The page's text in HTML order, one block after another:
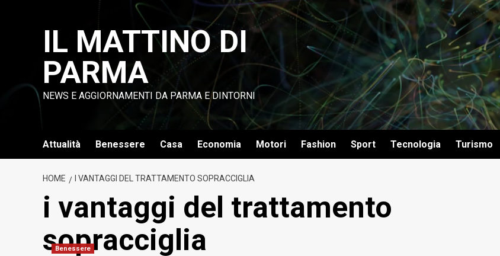
IL MATTINO DI
PARMA
NEWS E AGGIORNAMENTI DA PARMA E DINTORNI
Attualità Benessere Casa Economia Motori Fashion Sport Tecnologia Turismo
HOME I VANTAGGI DEL TRATTAMENTO SOPRACCIGLIA
i vantaggi del trattamento
sopracciglia
Benessere